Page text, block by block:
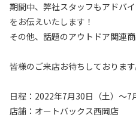
期間中、弊社スタッフもアドバ
をお伝えいたします！
その他、話題のアウトドア関連商
皆様のご来店お待ちしております
日程：2022年7月30日（土）～7
店舗：オートバックス西岡店